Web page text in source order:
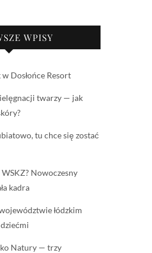
WPISY
Dosłońce Resort
twarzy — jak
tu chce się zostać
Nowoczesny
kadra
łódzkim
Natury — trzy